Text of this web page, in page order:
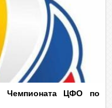
Чемпионата ЦФО по